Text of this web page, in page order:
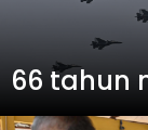
66 tahun